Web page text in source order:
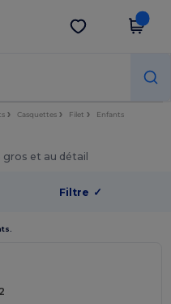
Obtenir l'appli
Casquettes Filet Enfants
gros et au détail
Filtre ✓